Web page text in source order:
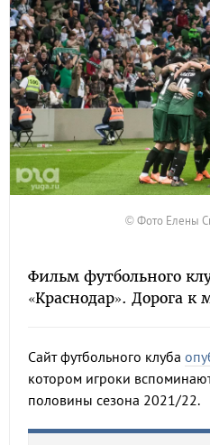
© Фото Елены
Фильм футбольного
«Краснодар». Дорога к
Сайт футбольного клуба
котором игроки
половины сезона 2021/22.